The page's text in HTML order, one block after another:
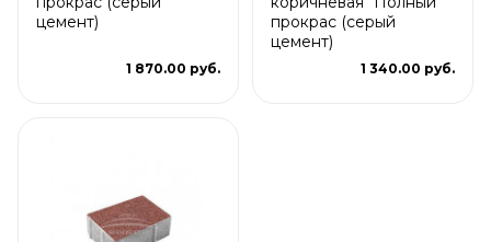
цемент)
1 870.00 руб.
прокрас (серый
цемент)
1 340.00 руб.